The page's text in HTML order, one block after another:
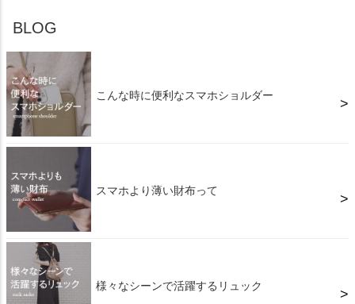
BLOG
こんな時に便利なスマホショルダー
スマホより薄い財布って
様々なシーンで活躍するリュック